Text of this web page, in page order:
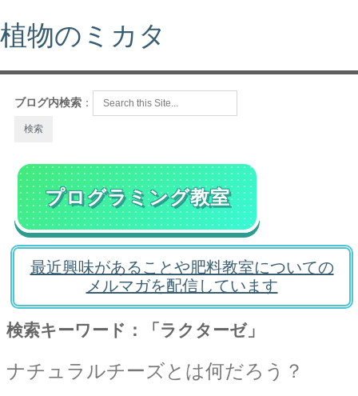
植物のミカタ
ブログ内検索 ：
プログラミング教室
最近興味があることや肥料教室についての
メルマガを配信しています
検索キーワード：「ラクターゼ」
ナチュラルチーズとは何だろう？